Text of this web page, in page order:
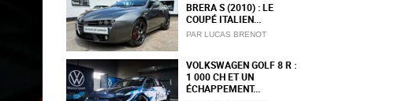
BRERA S (2010) : LE
COUPÉ ITALIEN...
PAR LUCAS BRENOT
VOLKSWAGEN GOLF 8 R :
1 000 CH ET UN
ÉCHAPPEMENT...